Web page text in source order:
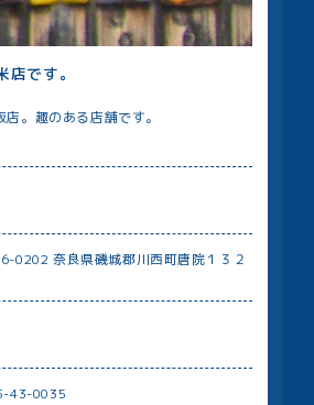
です。
。趣のある店舗です。
0202 奈良県磯城郡川⻄町唐院１３２
43-0035